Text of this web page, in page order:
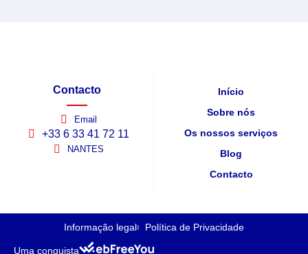
Contacto
Email
+33 6 33 41 72 11
NANTES
Início
Sobre nós
Os nossos serviços
Blog
Contacto
Informação legal Política de Privacidade
Uma conquista